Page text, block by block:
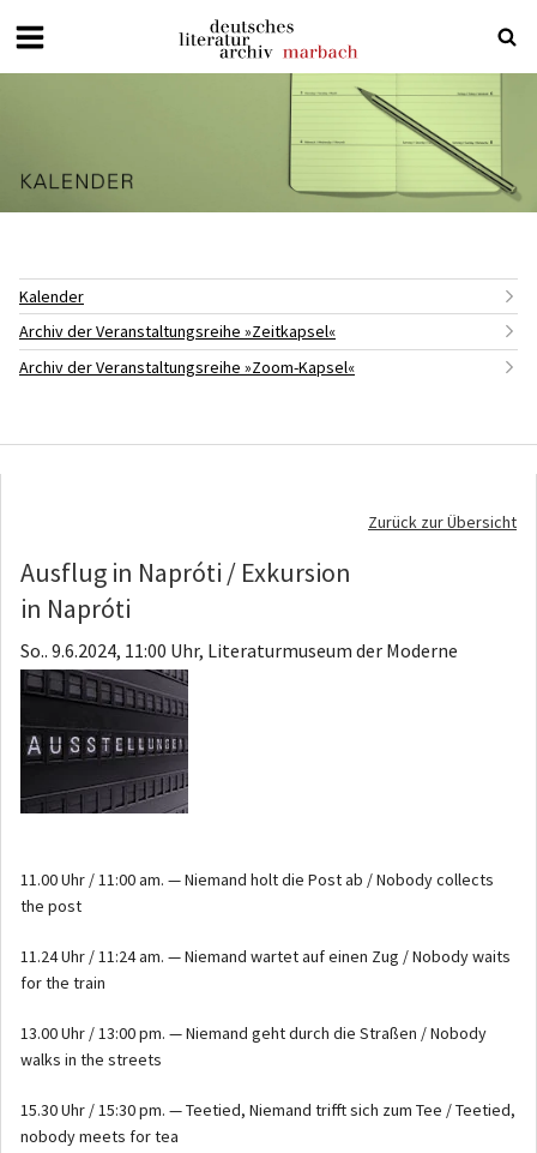
Deutsches
Literaturarchiv
Kalender
Archiv der Veranstaltungsreihe »Zeitkapsel«
Archiv der Veranstaltungsreihe »Zoom-Kapsel«
Zurück zur Übersicht
Ausflug in Napróti / Exkursion
in Napróti
So.. 9.6.2024, 11:00 Uhr, Literaturmuseum der Moderne
11.00 Uhr / 11:00 am. — Niemand holt die Post ab / Nobody collects
the post
11.24 Uhr / 11:24 am. — Niemand wartet auf einen Zug / Nobody waits
for the train
13.00 Uhr / 13:00 pm. — Niemand geht durch die Straßen / Nobody
walks in the streets
15.30 Uhr / 15:30 pm. — Teetied, Niemand trifft sich zum Tee / Teetied,
nobody meets for tea